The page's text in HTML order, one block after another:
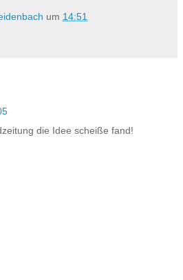
um 14:51
die Idee scheiße fand!